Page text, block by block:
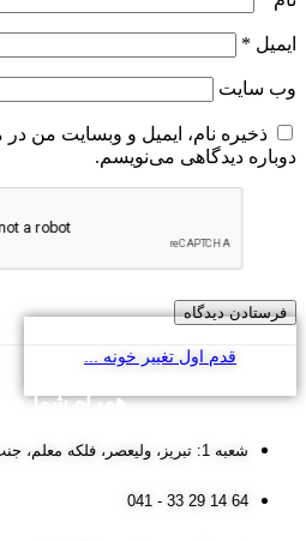
ایمیل *
وب‌ سایت
ذخیره نام، ایمیل و وبسایت من
دوباره دیدگاهی می‌نویسم.
قدم اول تغییر خونه ...
همراه شما
شعبه 1: تبریز، ولیعصر، فلکه معلم، جنب بانک سرمایه
64 14 29 33 - 041